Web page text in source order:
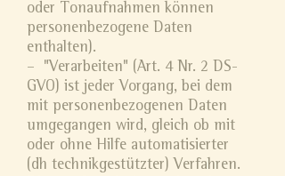
oder Tonaufnahmen können
personenbezogene Daten
enthalten).
– "Verarbeiten" (Art. 4 Nr. 2 DS-
GVO) ist jeder Vorgang, bei dem
mit personenbezogenen Daten
umgegangen wird, gleich ob mit
oder ohne Hilfe automatisierter
(dh technikgestützter) Verfahren.